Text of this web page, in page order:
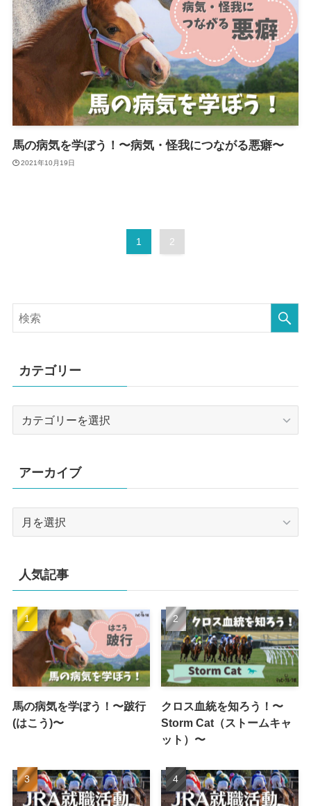
馬の病気を学ぼう！〜病気・怪我につながる悪癖〜
2021年10月19日
1 2
カテゴリー
ー
アーカイブ
ブ
人気記事
馬の病気を学ぼう！〜跛行
(はこう)〜
クロス血統を知ろう！〜
Storm Cat（ストームキャ
ット）〜